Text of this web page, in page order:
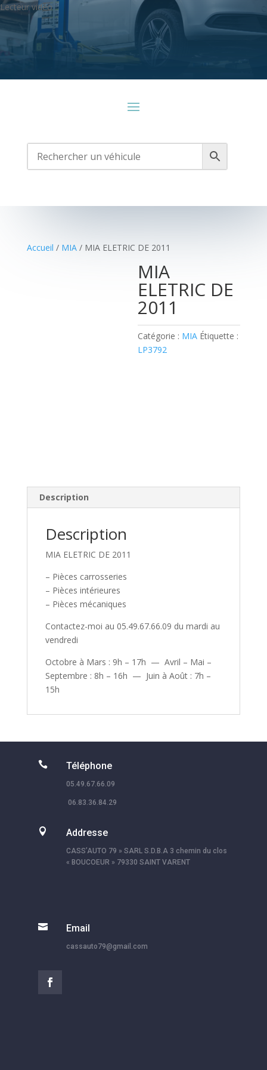
Lecteur vidéo
Media error: Format(s) not supported or source(s) not found
Télécharger le fichier: https://cassauto79.fr/wp-
Accueil / MIA/ MIA ELETRIC DE 2011
MIA
ELETRIC DE
2011
Catégorie : MIA Étiquette :
LP3792
Description
Description
MIA ELETRIC DE 2011
– Pièces carrosseries
– Pièces intérieures
– Pièces mécaniques
Contactez-moi au 05.49.67.66.09 du mardi au
vendredi
Octobre à Mars : 9h – 17h — Avril – Mai –
Septembre : 8h – 16h — Juin à Août : 7h –
15h
 Téléphone
05.49.67.66.09
06.83.36.84.29
 Addresse
CASS’AUTO 79 » SARL S.D.B.A 3 chemin du clos
« BOUCOEUR » 79330 SAINT VARENT
 Email
cassauto79@gmail.com